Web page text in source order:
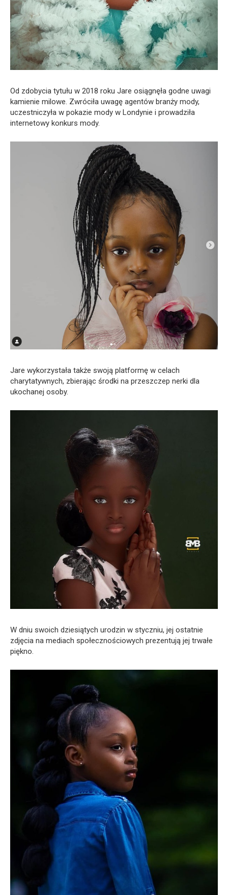
Od zdobycia tytułu w 2018 roku Jare osiągnęła godne uwagi
kamienie milowe. Zwróciła uwagę agentów branży mody,
uczestniczyła w pokazie mody w Londynie i prowadziła
internetowy konkurs mody.
Jare wykorzystała także swoją platformę w celach
charytatywnych, zbierając środki na przeszczep nerki dla
ukochanej osoby.
W dniu swoich dziesiątych urodzin w styczniu, jej ostatnie
zdjęcia na mediach społecznościowych prezentują jej trwałe
piękno.